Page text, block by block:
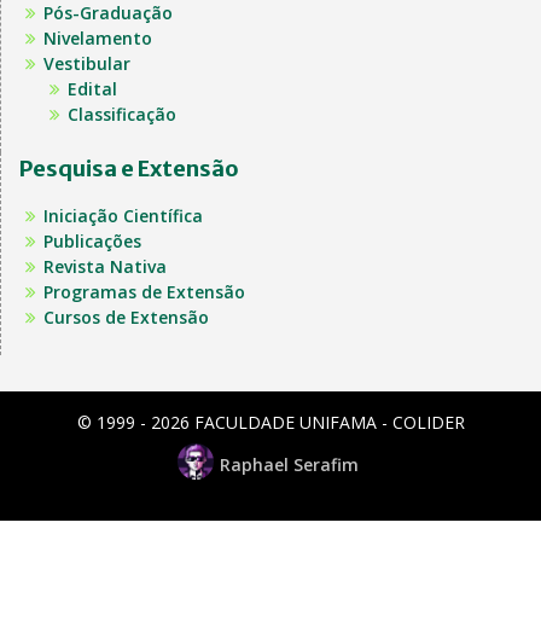
Pós-Graduação
Nivelamento
Vestibular
Edital
Classificação
Pesquisa e Extensão
Iniciação Científica
Publicações
Revista Nativa
Programas de Extensão
Cursos de Extensão
© 1999 - 2026 FACULDADE UNIFAMA - COLIDER
Raphael Serafim